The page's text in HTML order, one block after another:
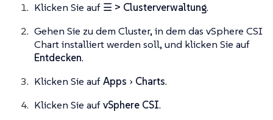
Klicken Sie auf ☰ > Clusterverwaltung.
Gehen Sie zu dem Cluster, in dem das vSphere CSI
Chart installiert werden soll, und klicken Sie auf
Entdecken.
Klicken Sie aufApps Charts.
Klicken Sie aufvSphere CSI.